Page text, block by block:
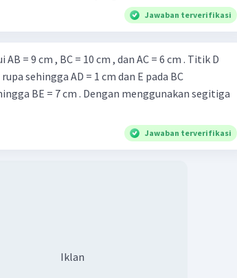
Jawaban terverifikasi
= 9 cm , BC = 10 cm , dan AC = 6 cm . Titik D
sehingga AD = 1 cm dan E pada BC
BE = 7 cm . Dengan menggunakan segitiga
Jawaban terverifikasi
Iklan